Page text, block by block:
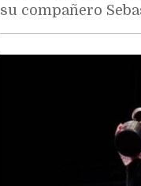
su compañero